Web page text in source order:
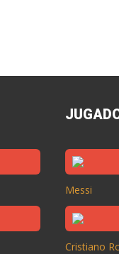
Messi
Cristiano